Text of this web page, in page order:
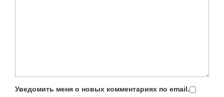
Уведомить меня о новых комментариях по email.